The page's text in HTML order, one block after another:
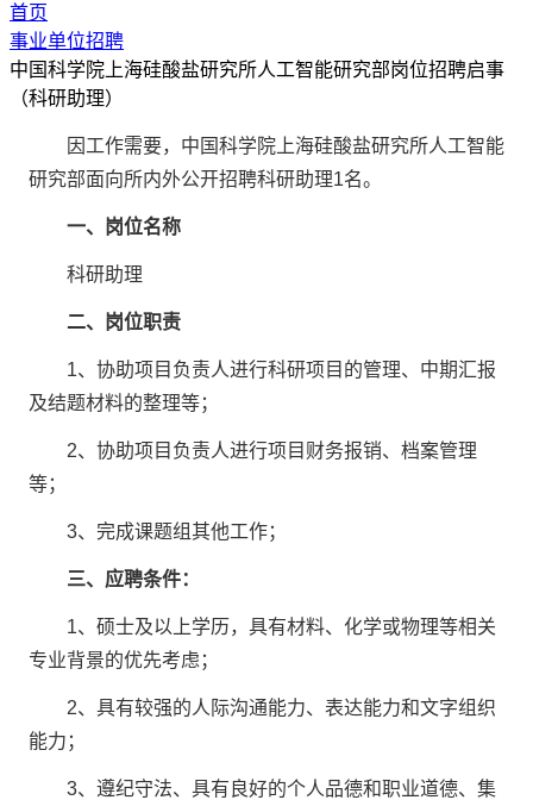
首页
事业单位招聘
中国科学院上海硅酸盐研究所人工智能研究部岗位招聘启事
（科研助理）
因工作需要， 中国科学院上海硅酸盐研究所人工智能
研究部面向所内外公开招聘科研助理1名。
一、岗位名称
科研助理
二、 岗位职责
1、协助项目负责人进行科研项目的管理、中期汇报
及结题材料的整理等；
2、协助项目负责人进行项目财务报销、档案管理
等；
3、完成课题组其他工作；
三、应聘条件：
1、硕士及以上学历，具有材料、化学或物理等相关
专业背景的优先考虑；
2、具有较强的人际沟通能力、表达能力和文字组织
能力；
3、遵纪守法、具有良好的个人品德和职业道德、集